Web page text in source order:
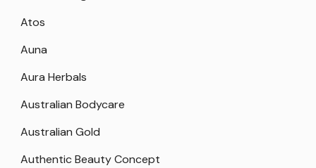
Atos
Auna
Aura Herbals
Australian Bodycare
Australian Gold
Authentic Beauty Concept